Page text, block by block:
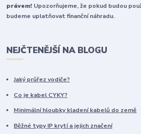
právem! Upozorňujeme, že pokud budou
budeme uplatňovat finanční náhradu.
NEJČTENĚJŠÍ NA BLOGU
Jaký průřez vodiče?
Co je kabel CYKY?
Minimální hloubky kladení kabelů do země
Běžné typy IP krytí a jejich značení